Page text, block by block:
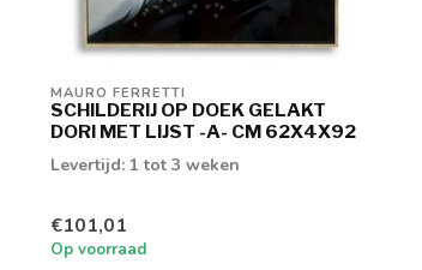
MAURO FERRETTI
SCHILDERIJ OP DOEK GELAKT
DORI MET LIJST -A- CM 62X4X92
Levertijd: 1 tot 3 weken
€101,01
Op voorraad